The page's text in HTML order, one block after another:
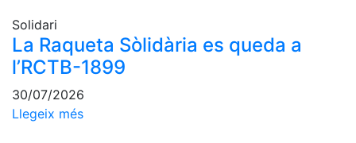
Social
Normativa
Altres esports
Àrea social
Solidari
La Raqueta Sòlidària es queda a
l’RCTB-1899
30/07/2026
Llegeix més